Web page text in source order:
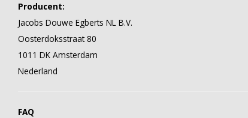
Producent:
Jacobs Douwe Egberts NL B.V.
Oosterdoksstraat 80
1011 DK Amsterdam
Nederland
FAQ